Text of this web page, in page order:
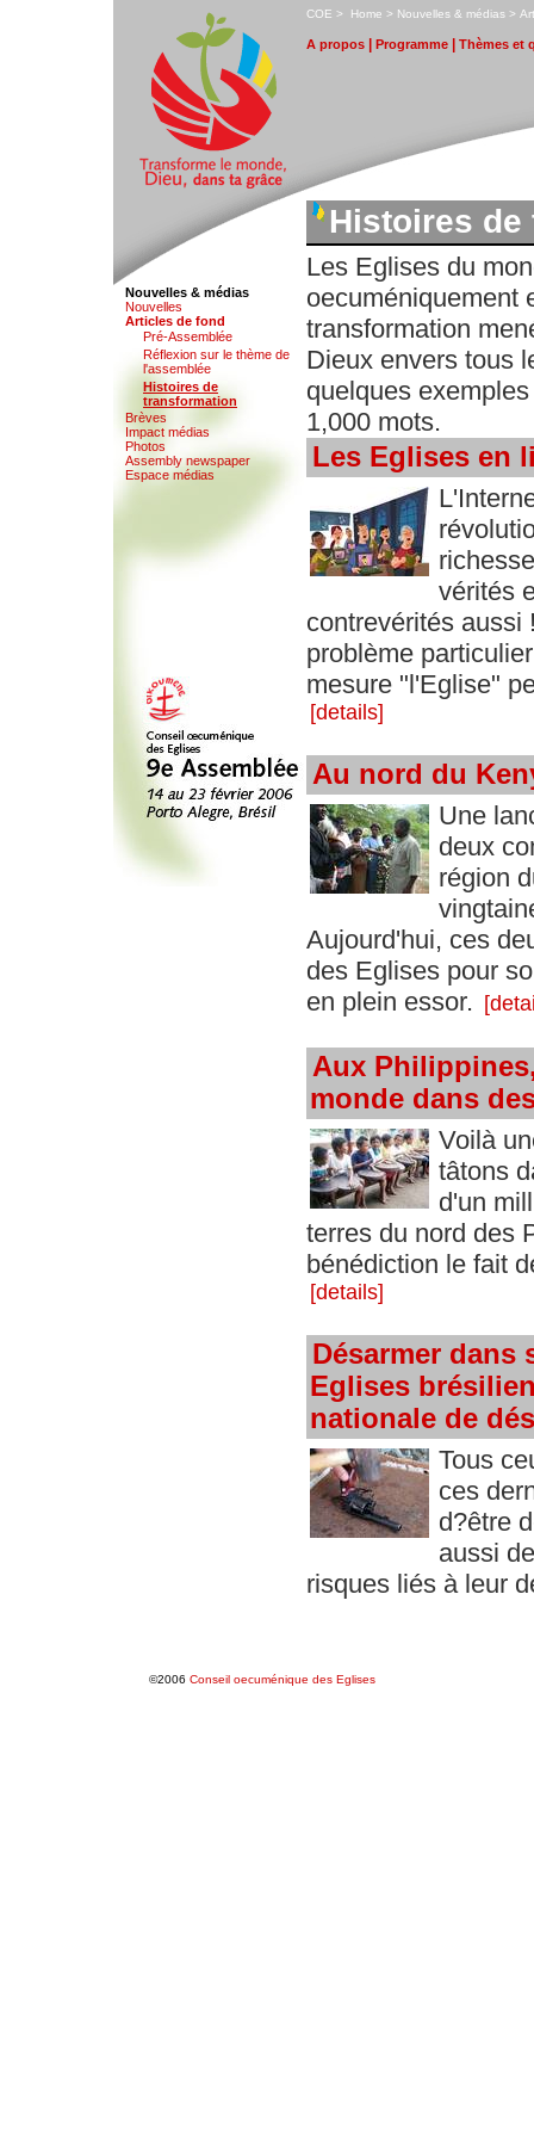
COE > Home > Nouvelles & médias > A
A propos Programme Thèmes et
Nouvelles & médias
Nouvelles
Articles de fond
Pré-Assemblée
Réflexion sur le thème de
l'assemblée
Histoires de
transformation
Brèves
Impact médias
Photos
Assembly newspaper
Espace médias
Histoires
Les Eglises du
oecuméniquement
transformation
Dieux envers tous
quelques
1,000 mots.
Les Eglises en
vérités
contrevérités aussi
problème
mesure "l'Eglise"
[details]
Au nord du
Une
deux
région
Aujourd'hui, ces
des Eglises pour
en plein essor.
Aux
monde dans
Voilà
tâtons
d'un
terres du nord des
bénédiction le fait
[details]
Désarmer dans
Eglises
nationale de
Tous
ces
d?être
aussi
risques liés à leur
©2006 Conseil oecuménique des Eglises